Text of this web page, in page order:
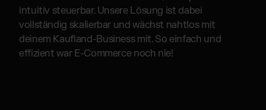
intuitiv steuerbar. Unsere Lösung ist dabei
vollständig skalierbar und wächst nahtlos mit
deinem Kaufland-Business mit. So einfach und
effizient war E-Commerce noch nie!